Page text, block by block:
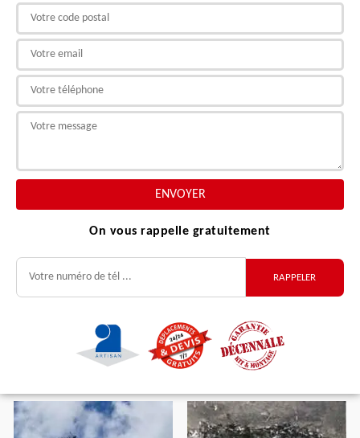
On vous rappelle gratuitement